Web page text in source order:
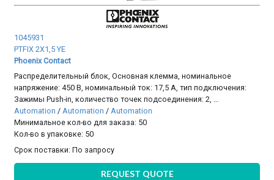
1045931
PTFIX 2X1,5 YE
Phoenix Contact
Распределительный блок, Основная клемма, номинальное
напряжение: 450 В, номинальный ток: 17,5 A, тип подключения:
Зажимы Push-in, количество точек подсоединения: 2, …
Automation /Automation /Automation
Минимальное кол-во для заказа: 50
Кол-во в упаковке: 50
Срок поставки:По запросу
REQUEST QUOTE